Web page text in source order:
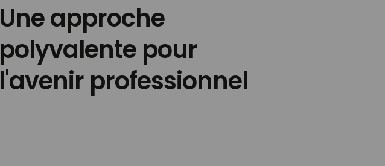
Une approche
polyvalente pour
l'avenir professionnel